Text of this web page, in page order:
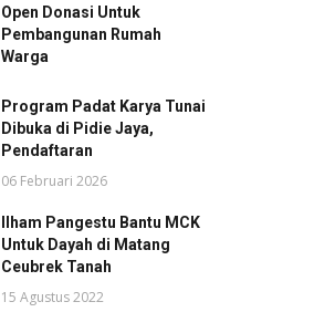
Open Donasi Untuk
Pembangunan Rumah
Warga
Program Padat Karya Tunai
Dibuka di Pidie Jaya,
Pendaftaran
06 Februari 2026
Ilham Pangestu Bantu MCK
Untuk Dayah di Matang
Ceubrek Tanah
15 Agustus 2022